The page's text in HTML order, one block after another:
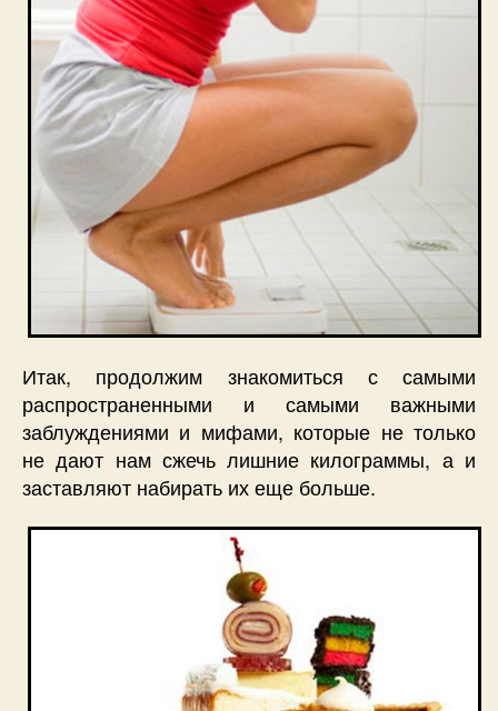
Итак, продолжим знакомиться с самыми
распространенными и самыми важными
заблуждениями и мифами, которые не только
не дают нам сжечь лишние килограммы, а и
заставляют набирать их еще больше.